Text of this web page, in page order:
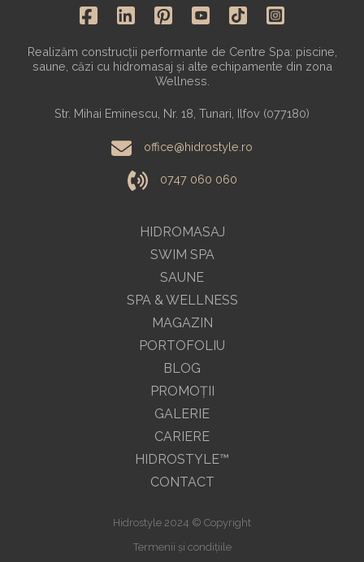
HIDROMASAJ
SWIM SPA
SAUNE
SPA & WELLNESS
MAGAZIN
Realizăm construcții performante de Centre Spa: piscine,
saune, căzi cu hidromasaj și alte echipamente din zona
Wellness.
Str. Mihai Eminescu, Nr. 18, Tunari, Ilfov (077180)
office@hidrostyle.ro
0747 060 060
PORTOFOLIU
BLOG
PROMOŢII
GALERIE
CARIERE
HIDROSTYLE™
CONTACT
Hidrostyle 2024 © Copyright
Termenii și condițiile